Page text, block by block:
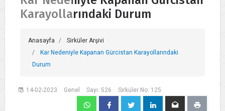
Karayollarındaki Durum
Anasayfa
Sirküler Arşivi
Kar Nedeniyle Kapanan Gürcistan Karayollarındaki
Durum
14-02-2023 Genel Sayı: 526 Sirküler No: 125